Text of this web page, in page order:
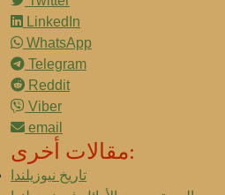
LinkedIn
WhatsApp
Telegram
Reddit
Viber
email
مقالات أخرى:
تاريخ نيوزيلندا